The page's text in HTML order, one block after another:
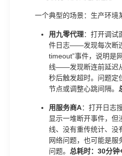
一个典型的场景：生产环境
用九零代理：打开调试
件日志——发现每次断
timeout”事件，说明是
线——发现断连前延迟
秒后触发超时。问题定
节点或调整心跳间隔。
用服务商A：打开日志
显示一堆断开事件，但
线、没有重传统计、没
网络问题，也可能是服
问题。 总耗时：30分钟+